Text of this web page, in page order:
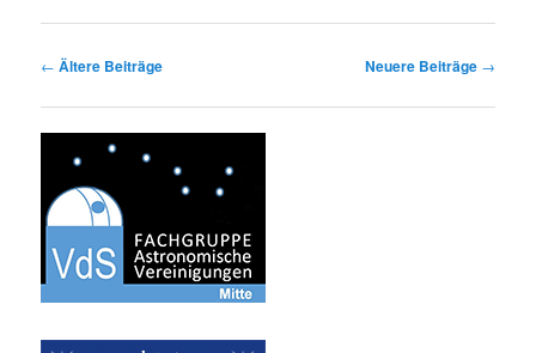
Beitragsnavigation
← Ältere Beiträge Neuere Beiträge →